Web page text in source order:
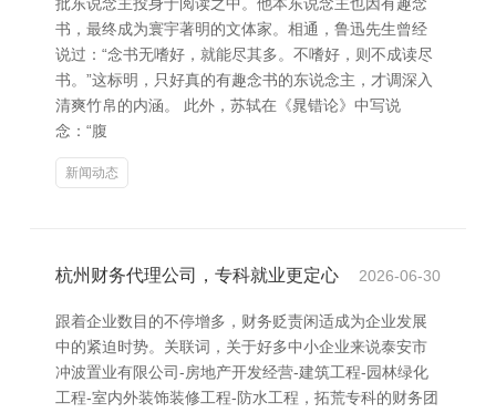
书，最终成为寰宇著明的文体家。相通，鲁迅先生曾经
说过：“念书无嗜好，就能尽其多。不嗜好，则不成读尽
书。”这标明，只好真的有趣念书的东说念主，才调深入
清爽竹帛的内涵。 此外，苏轼在《晁错论》中写说
念：“腹
新闻动态
杭州财务代理公司，专科就业更定心 2026-06-30
跟着企业数目的不停增多，财务贬责闲适成为企业发展
中的紧迫时势。关联词，关于好多中小企业来说泰安市
冲波置业有限公司-房地产开发经营-建筑工程-园林绿化
工程-室内外装饰装修工程-防水工程，拓荒专科的财务团